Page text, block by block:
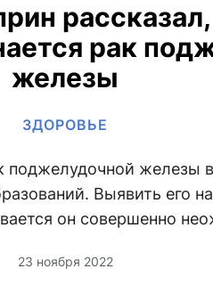
рак
железы
ЗДОРОВЬЕ
поджелудочной железы
Выявить его
он совершенно
23 ноября 2022